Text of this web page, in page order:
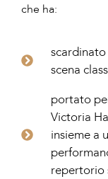
che ha:
scena
portato
Victoria
insieme a
repertorio